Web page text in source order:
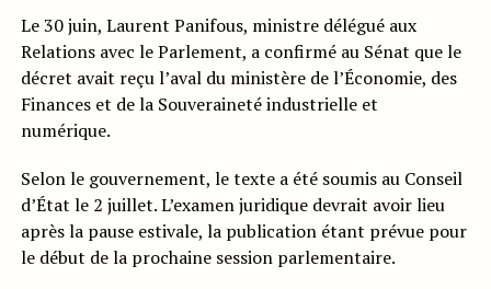
Le 30 juin, Laurent Panifous, ministre délégué aux
Relations avec le Parlement, a confirmé au Sénat que le
décret avait reçu l’aval du ministère de l’Économie, des
Finances et de la Souveraineté industrielle et
numérique.
Selon le gouvernement, le texte a été soumis au Conseil
d’État le 2 juillet. L’examen juridique devrait avoir lieu
après la pause estivale, la publication étant prévue pour
le début de la prochaine session parlementaire.